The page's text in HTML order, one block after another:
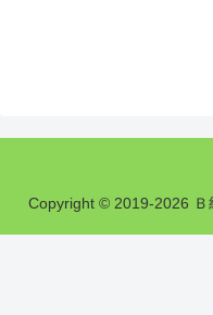
Copyright © 2019-2026 Ｂ